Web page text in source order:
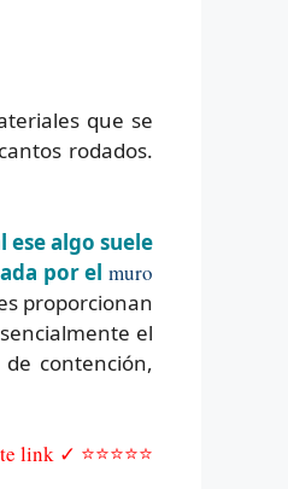
que se
rodados.
algo suele
por elmuro
proporcionan
el
contención,
link ✓ ⭐⭐⭐⭐⭐